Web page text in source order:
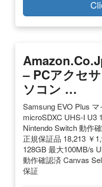
– PCアクセ
ソコン …
Samsung EVO Plus
microSDXC UHS-I U3
Nintendo Switch 動作
正規保証品 18,213 ￥
128GB 最大100MB/s
動作確認済 Canvas
保証